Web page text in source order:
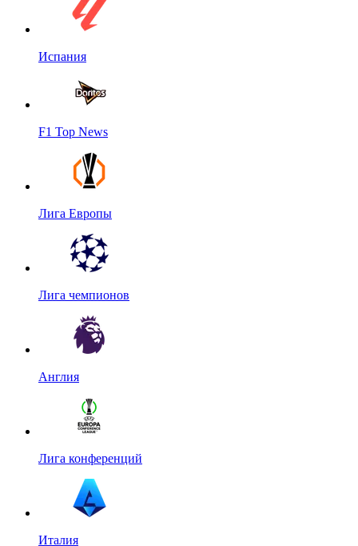
Испания
F1 Top News
Лига Европы
Лига чемпионов
Англия
Лига конференций
Италия